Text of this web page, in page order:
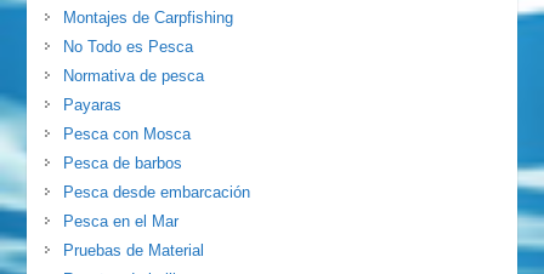
Montajes de Carpfishing
No Todo es Pesca
Normativa de pesca
Payaras
Pesca con Mosca
Pesca de barbos
Pesca desde embarcación
Pesca en el Mar
Pruebas de Material